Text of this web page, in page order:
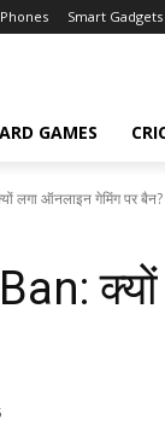
Smart Gadgets
GAMES
लगा ऑनलाइन गेमिंग पर बैन?